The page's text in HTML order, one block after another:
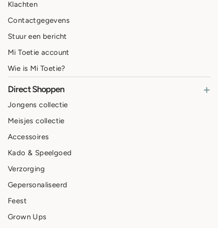
Klachten
Contactgegevens
Stuur een bericht
Mi Toetie account
Wie is Mi Toetie?
Direct Shoppen +
Jongens collectie
Meisjes collectie
Accessoires
Kado & Speelgoed
Verzorging
Gepersonaliseerd
Feest
Grown Ups